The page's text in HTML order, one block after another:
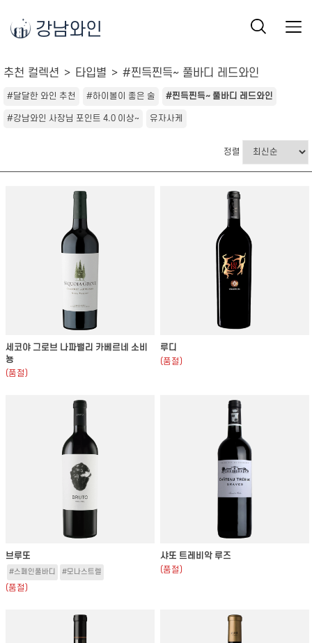
강남와인
추천 컬렉션 타입별 #찐득찐득~ 풀바디 레드와인
#달달한 와인 추천 #하이볼이 좋은 술 #찐득찐득~ 풀바디 레드와인
#강남와인 사장님 포인트 4.0 이상~ 유자사케
정렬
세코야 그로브 나파밸리 카베르네 소비
뇽
(품절)
루디
(품절)
브루또
#스페인풀바디 #모나스트렐
(품절)
샤또 트레비악 루즈
(품절)